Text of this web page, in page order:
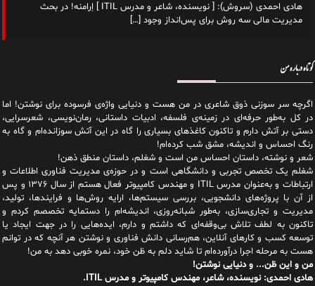
هادی احمدی (سروش): [ نویسنده، شاعر و مدرس ITIL ] اِرامنه! در بحث
مدیریت مالی سه روش برای پس‌انداز وجود […]
کوتاه درباره من
اگرچه سر سوزنی ذوق شاعری در من هست و دنیایی واژه‌‌ی فرسوده برای نوشتن! اما
در کل به‌طور حرفه‌ای در زمینه‌ی فلسفه، ادبیات داستانی، رمان‌نویسی، شعرسرایی،
دستی بر آتش دارم و تاکنون کاغذهای بسیاری را گاه در این آتش سوزانده‌ام و گاه به
رنگ احساس و اندیشه، مشق شب کرده‌ام!
شعر و نوشته، داستان احساس من است و شغلم، داستان منطق ذهن!
شغلم یک تخصص تجربی و دانشگاهی است و در حوزه‌ی مدیریت فناوری اطلاعات و
ارتباطات و به‌عنوان مدرس ITIL و مهندس کامپیوتر فعال هستم از سال ۱۳۷۶ و پس
از آن با پروژه‌های دانشجویی، بررسی سیستم‌ها، ارایه روش‌ها و فرایندها، تولید،
مدیریت و تجاری‌سازی، به‌طور شبانه‌روزی، اندیشه‌ام را دستمایه تخصصم کردم و
تاکنون به لطف تلاش بی‌وقفه‌ای که داشتم و دارم، اید‌ه‌هایی را در جهت ایجاد یا
توسعه کسب و کارهای آنلاین، هم‌رسانی دانش فناوری و نوشتن هر آنچه که در توانم
هست به مرحله اجرا درآورده‌ام تا شاید دلم به ظن خود، نمره خوبی دهد به من!
من و این ظن... و دنیایی نوشتن!
هادی احمدی: نویسنده، شاعر، مهندس کامپیوتر و مدرس ITIL.